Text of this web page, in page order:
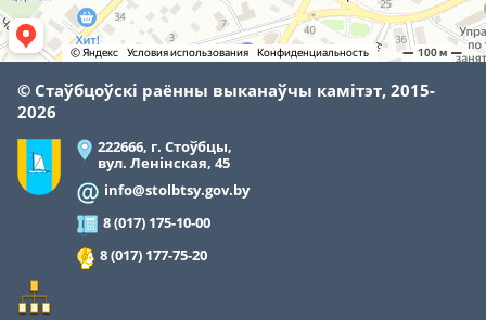
© Стаўбцоўскі раённы выканаўчы камітэт, 2015-
2026
222666, г. Стоўбцы,
вул. Ленінская, 45
info@stolbtsy.gov.by
8 (017) 175-10-00
8 (017) 177-75-20